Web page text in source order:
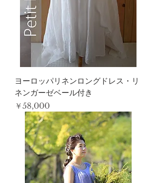
ヨーロッパリネンロングドレス・リ
ネンガーゼベール付き
価格
￥58,000